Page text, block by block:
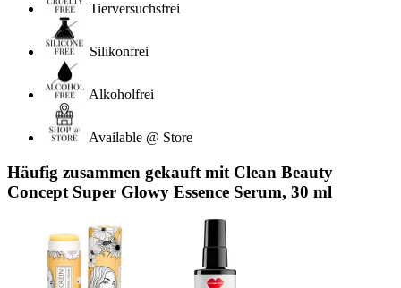
Tierversuchsfrei
Silikonfrei
Alkoholfrei
Available @ Store
Häufig zusammen gekauft mit Clean Beauty
Concept Super Glowy Essence Serum, 30 ml